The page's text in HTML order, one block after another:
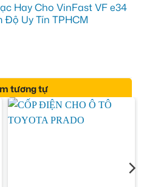
Hay Cho VinFast VF e34
Độ Uy Tín TPHCM
tương tự